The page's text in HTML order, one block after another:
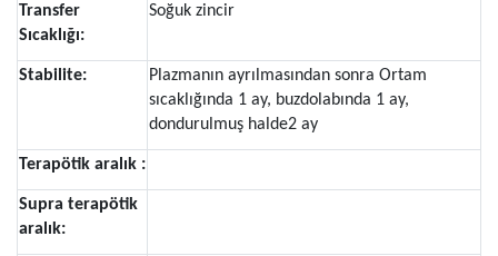
Transfer
Sıcaklığı:
Soğuk zincir
Stabilite:
Plazmanın ayrılmasından sonra Ortam
sıcaklığında 1 ay, buzdolabında 1 ay,
dondurulmuş halde2 ay
Terapötik aralık :
Supra terapötik
aralık: